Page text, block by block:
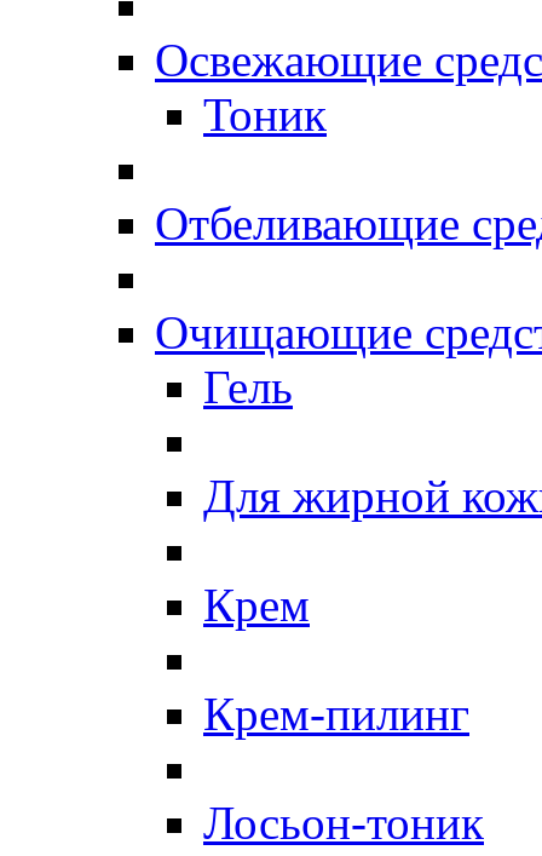
Освежающие
Тоник
Отбеливающие
Очищающие
Гель
Для жирной
Крем
Крем-пилинг
Лосьон-тоник